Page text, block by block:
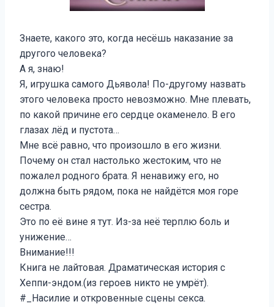
Знаете, какого это, когда несёшь наказание за
другого человека?
А я, знаю!
Я, игрушка самого Дьявола! По-другому назвать
этого человека просто невозможно. Мне плевать,
по какой причине его сердце окаменело. В его
глазах лёд и пустота…
Мне всё равно, что произошло в его жизни.
Почему он стал настолько жестоким, что не
пожалел родного брата. Я ненавижу его, но
должна быть рядом, пока не найдётся моя горе
сестра.
Это по её вине я тут. Из-за неё терплю боль и
унижение…
Внимание!!!
Книга не лайтовая. Драматическая история с
Хеппи-эндом.(из героев никто не умрёт).
#_Насилие и откровенные сцены секса.